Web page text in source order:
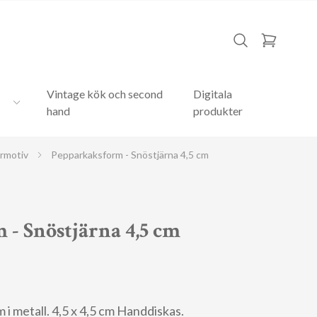
Vintage kök och second
hand
Digitala
produkter
Pepparkaksform - Snöstjärna 4,5 cm
Snöstjärna 4,5 cm
metall. 4,5 x 4,5 cm Handdiskas.